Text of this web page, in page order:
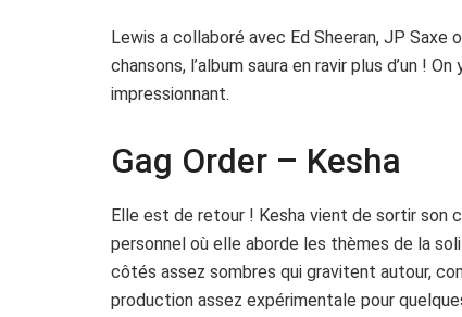
Lewis a collaboré avec Ed Sheeran, JP Saxe
chansons, l’album saura en ravir plus d’un !
impressionnant.
Gag Order – Kesha
Elle est de retour ! Kesha vient de sortir son
personnel où elle aborde les thèmes de la
côtés assez sombres qui gravitent autour,
production assez expérimentale pour